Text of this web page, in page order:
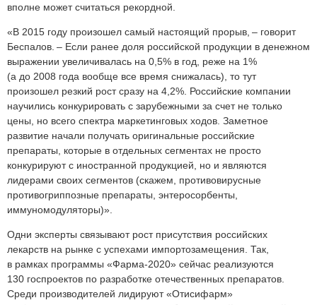
вполне может считаться рекордной.
«В 2015 году произошел самый настоящий прорыв, – говорит
Беспалов. – Если ранее доля российской продукции в денежном
выражении увеличивалась на 0,5% в год, реже на 1%
(а до 2008 года вообще все время снижалась), то тут
произошел резкий рост сразу на 4,2%. Российские компании
научились конкурировать с зарубежными за счет не только
цены, но всего спектра маркетинговых ходов. Заметное
развитие начали получать оригинальные российские
препараты, которые в отдельных сегментах не просто
конкурируют с иностранной продукцией, но и являются
лидерами своих сегментов (скажем, противовирусные
противогриппозные препараты, энтеросорбенты,
иммуномодуляторы)».
Одни эксперты связывают рост присутствия российских
лекарств на рынке с успехами импортозамещения. Так,
в рамках программы «Фарма‑2020» сейчас реализуются
130 госпроектов по разработке отечественных препаратов.
Среди производителей лидируют «Отисифарм»